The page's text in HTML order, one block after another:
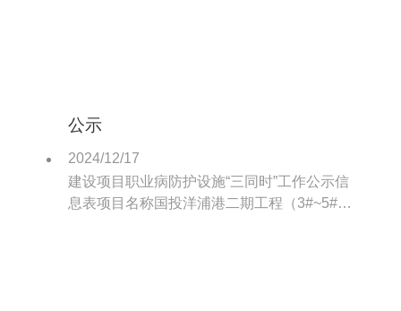
公示
2024/12/17
建设项目职业病防护设施“三同时”工作公示信
息表项目名称国投洋浦港二期工程（3#~5#泊